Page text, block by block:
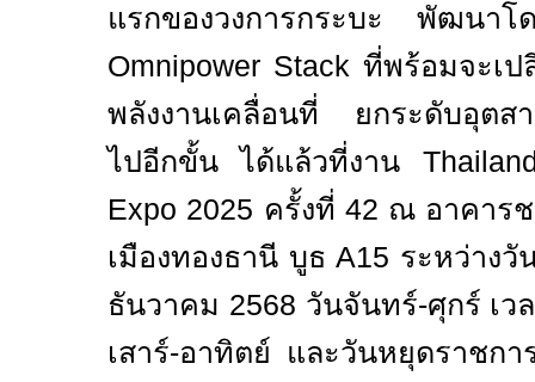
แรกของวงการกระบะ พัฒนา
Omnipower Stack ที่พร้อมจะเป
พลังงานเคลื่อนที่ ยกระดับอุตส
ไปอีกขั้น ได้แล้วที่งาน
Expo 2025 ครั้งที่ 42 ณ อาคาร
เมืองทองธานี บูธ A15 ระหว่าง
ธันวาคม 2568 วันจันทร์-ศุกร์ เว
เสาร์-อาทิตย์ และวันหยุดราชก